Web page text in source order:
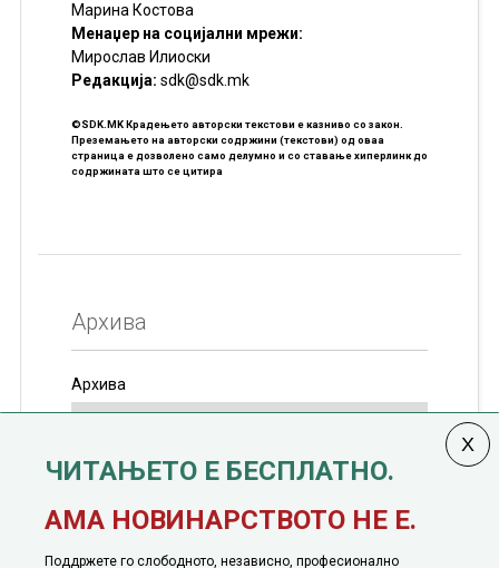
Марина Костова
Менаџер на социјални мрежи:
Мирослав Илиоски
Редакцијa: sdk@sdk.mk
©SDK.MK Крадењето авторски текстови е казниво со закон.
Преземањето на авторски содржини (текстови) од оваа
страница е дозволено само делумно и со ставање хиперлинк до
содржината што се цитира
Архива
Архива
јануари, 1991 година
ЧИТАЊЕТО Е БЕСПЛАТНО.
АМА НОВИНАРСТВОТО НЕ Е.
Поддржете го слободното, независно, професионално